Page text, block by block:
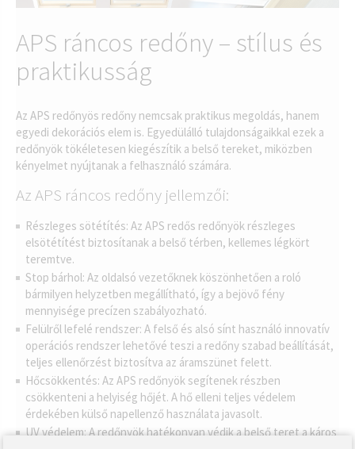
APS ráncos redőny – stílus és
praktikusság
Az APS redőnyös redőny nemcsak praktikus megoldás, hanem
egyedi dekorációs elem is. Egyedülálló tulajdonságaikkal ezek a
redőnyök tökéletesen kiegészítik a belső tereket, miközben
kényelmet nyújtanak a felhasználó számára.
Az APS ráncos redőny jellemzői:
Részleges sötétítés: Az APS redős redőnyök részleges
elsötétítést biztosítanak a belső térben, kellemes légkört
teremtve.
Stop bárhol: Az oldalsó vezetőknek köszönhetően a roló
bármilyen helyzetben megállítható, így a bejövő fény
mennyisége precízen szabályozható.
Felülről lefelé rendszer: A felső és alsó sínt használó innovatív
operációs rendszer lehetővé teszi a redőny szabad beállítását,
teljes ellenőrzést biztosítva az áramszünet felett.
Hőcsökkentés: Az APS redőnyök segítenek részben
csökkenteni a helyiség hőjét. A hő elleni teljes védelem
érdekében külső napellenző használata javasolt.
UV védelem: A redőnyök hatékonyan védik a belső teret a káros